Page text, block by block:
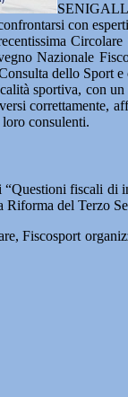
con
Nazionale
dello Sport
sportiva, con
correttamente,
consulenti.
fiscali
del Terzo
Fiscosport